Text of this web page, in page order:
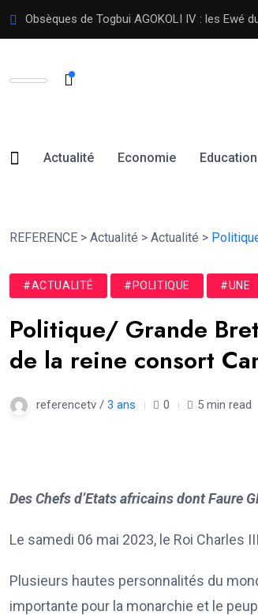
Vers un renouvellement du Collège de la
Actualité Economie Education
REFERENCE > Actualité > Actualité >
#ACTUALITÉ #POLITIQUE #UNE
Politique/ Grande
de la reine consort
referencetv / 3 ans 0 5 min read
Des Chefs d’Etats africains dont Faure
Le samedi 06 mai 2023, le Roi Charles
Plusieurs hautes personnalités du
importante pour la monarchie et le